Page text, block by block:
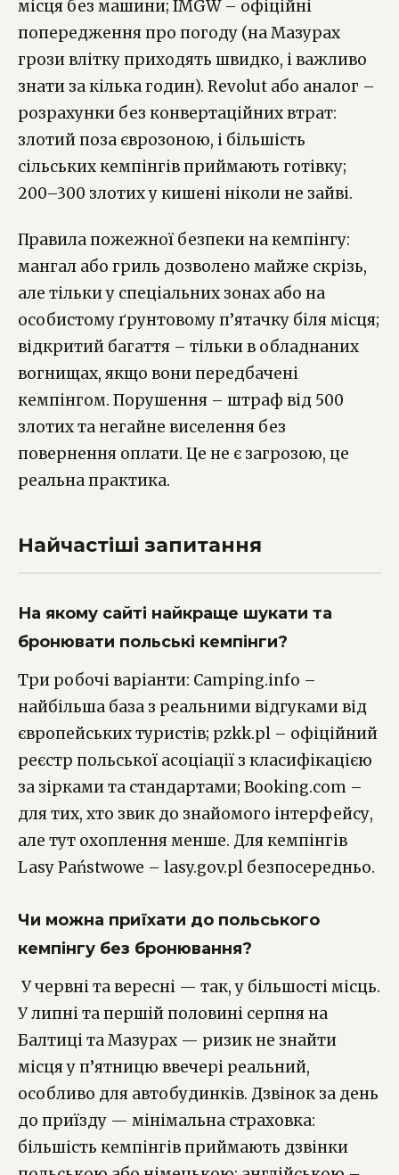
місця без машини; IMGW – офіційні
попередження про погоду (на Мазурах
грози влітку приходять швидко, і важливо
знати за кілька годин). Revolut або аналог –
розрахунки без конвертаційних втрат:
злотий поза єврозоною, і більшість
сільських кемпінгів приймають готівку;
200–300 злотих у кишені ніколи не зайві.
Правила пожежної безпеки на кемпінгу:
мангал або гриль дозволено майже скрізь,
але тільки у спеціальних зонах або на
особистому ґрунтовому п’ятачку біля місця;
відкритий багаття – тільки в обладнаних
вогнищах, якщо вони передбачені
кемпінгом. Порушення – штраф від 500
злотих та негайне виселення без
повернення оплати. Це не є загрозою, це
реальна практика.
Найчастіші запитання
На якому сайті найкраще шукати та
бронювати польські кемпінги?
Три робочі варіанти: Camping.info –
найбільша база з реальними відгуками від
європейських туристів; pzkk.pl – офіційний
реєстр польської асоціації з класифікацією
за зірками та стандартами; Booking.com –
для тих, хто звик до знайомого інтерфейсу,
але тут охоплення менше. Для кемпінгів
Lasy Państwowe – lasy.gov.pl безпосередньо.
Чи можна приїхати до польського
кемпінгу без бронювання?
У червні та вересні — так, у більшості місць.
У липні та першій половині серпня на
Балтиці та Мазурах — ризик не знайти
місця у п’ятницю ввечері реальний,
особливо для автобудинків. Дзвінок за день
до приїзду — мінімальна страховка:
більшість кемпінгів приймають дзвінки